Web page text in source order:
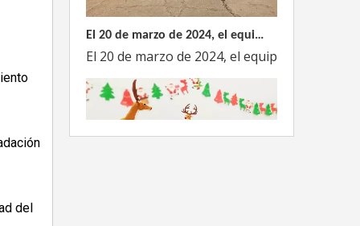
del
El 20 de marzo de 2024, el equipo dirigido por el Director Técnico de Weyeah Power visitó el gran vertedero de basura en Yangluo, Wuhan, para realizar una inspección del proyecto.
El 20 de marzo de 2024, el equipo de la